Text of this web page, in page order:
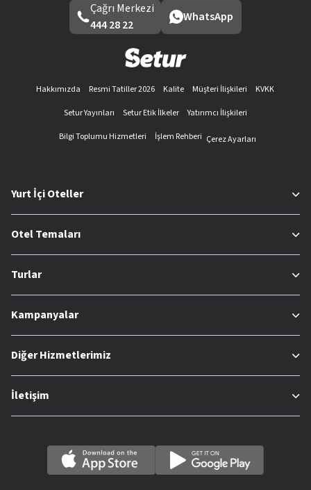
Çağrı Merkezi
444 28 22
WhatsApp
Hakkımızda Resmi Tatiller 2026 Kalite Müşteri İlişkileri
KVKK
Setur Yayınları
Setur Etik İlkeler
Yatırımcı İlişkileri
Bilgi Toplumu Hizmetleri
İşlem Rehberi Çerez Ayarları
Yurt İçi Oteller
Otel Temaları
Turlar
Kampanyalar
Diğer Hizmetlerimiz
İletişim